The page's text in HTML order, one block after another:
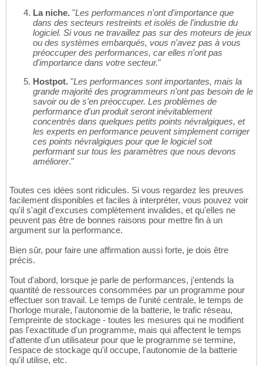
La niche. "Les performances n'ont d'importance que
dans des secteurs restreints et isolés de l'industrie du
logiciel. Si vous ne travaillez pas sur des moteurs de jeux
ou des systèmes embarqués, vous n'avez pas à vous
préoccuper des performances, car elles n'ont pas
d'importance dans votre secteur."
Hostpot. "Les performances sont importantes, mais la
grande majorité des programmeurs n'ont pas besoin de le
savoir ou de s'en préoccuper. Les problèmes de
performance d'un produit seront inévitablement
concentrés dans quelques petits points névralgiques, et
les experts en performance peuvent simplement corriger
ces points névralgiques pour que le logiciel soit
performant sur tous les paramètres que nous devons
améliorer."
Toutes ces idées sont ridicules. Si vous regardez les preuves
facilement disponibles et faciles à interpréter, vous pouvez voir
qu'il s'agit d'excuses complètement invalides, et qu'elles ne
peuvent pas être de bonnes raisons pour mettre fin à un
argument sur la performance.
Bien sûr, pour faire une affirmation aussi forte, je dois être
précis.
Tout d'abord, lorsque je parle de performances, j'entends la
quantité de ressources consommées par un programme pour
effectuer son travail. Le temps de l'unité centrale, le temps de
l'horloge murale, l'autonomie de la batterie, le trafic réseau,
l'empreinte de stockage - toutes les mesures qui ne modifient
pas l'exactitude d'un programme, mais qui affectent le temps
d'attente d'un utilisateur pour que le programme se termine,
l'espace de stockage qu'il occupe, l'autonomie de la batterie
qu'il utilise, etc.